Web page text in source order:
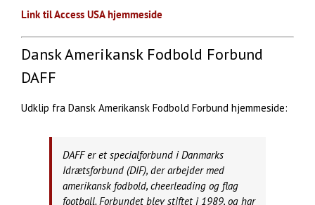
Link til Access USA hjemmeside
Dansk Amerikansk Fodbold Forbund
DAFF
Udklip fra Dansk Amerikansk Fodbold Forbund hjemmeside:
DAFF er et specialforbund i Danmarks
Idrætsforbund (DIF), der arbejder med
amerikansk fodbold, cheerleading og flag
football. Forbundet blev stiftet i 1989, og har